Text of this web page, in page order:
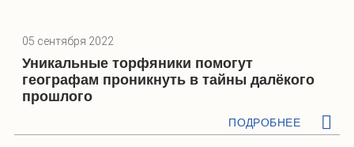
05 сентября 2022
Уникальные торфяники помогут
географам проникнуть в тайны далёкого
прошлого
ПОДРОБНЕЕ